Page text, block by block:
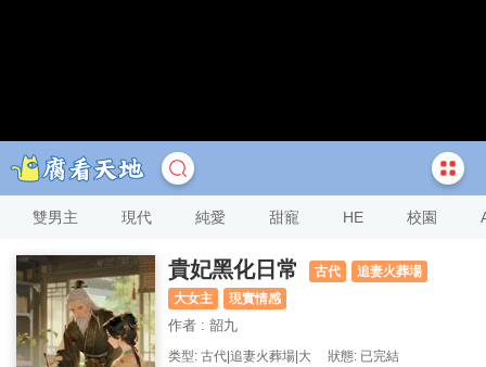
雙男主 現代 純愛 甜寵 HE 校園
貴妃黑化日常 古代
追妻火葬場
大女主
現實情感
作者 : 韶九
类型: 古代|追妻火葬場|大
狀態: 已完結